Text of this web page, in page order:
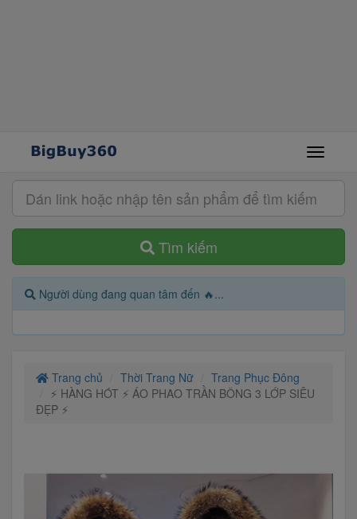
Tìm kiếm
Người dùng đang quan tâm đến 🔥...
Trang chủ Thời Trang Nữ
Trang Phục Đông
⚡️ HÀNG HÓT ⚡️ ÁO PHAO TRẦN BÔNG 3 LỚP SIÊU
ĐẸP ⚡️